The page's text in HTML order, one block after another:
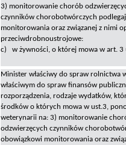
3) monitorowanie chorób
czynników chorobotwórczych
monitorowania oraz związanej z nimi
przeciwdrobnoustrojowe:
c) w żywności, o której mowa w art. 3
Minister właściwy do spraw rolnictwa
właściwym do spraw finansów
rozporządzenia, rodzaje wydatków,
środków o których mowa w ust.3,
weterynarii na: 3) monitorowanie
odzwierzęcych czynników
obowiązkowi monitorowania oraz